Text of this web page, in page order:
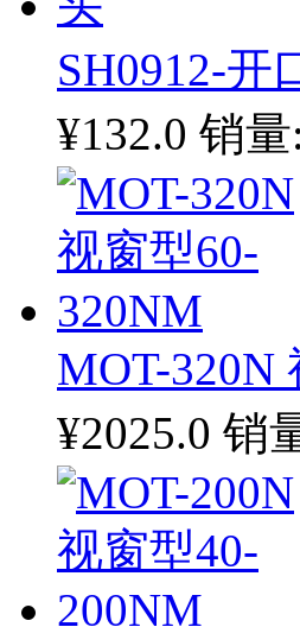
SH0912-开
¥132.0 销量
MOT-320N
¥2025.0 销